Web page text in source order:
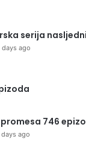
serija
days ago
promesa 746
days ago